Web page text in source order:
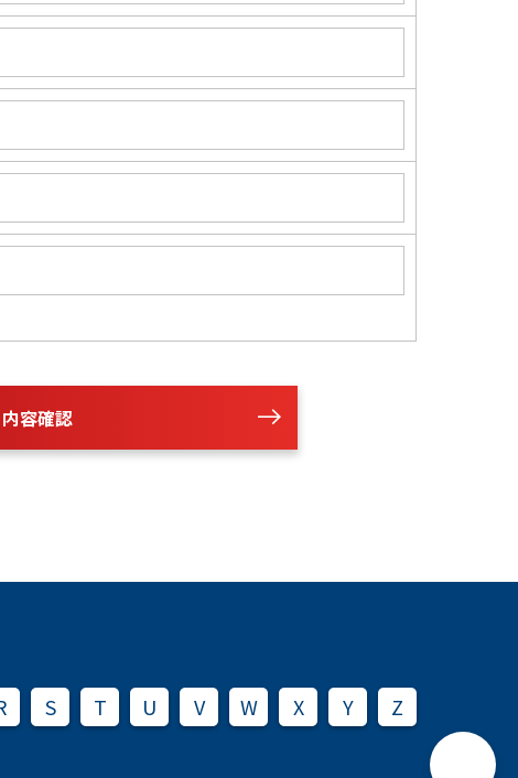
内容確認
S T U V W X Y
Z